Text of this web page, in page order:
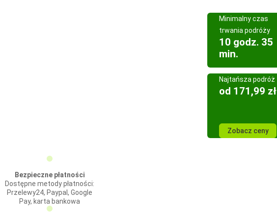
Minimalny czas
trwania podróży
10 godz. 35
min.
Najtańsza podróż
od 171,99 zł
Zobacz ceny
Bezpieczne płatności
Dostępne metody płatności:
Przelewy24, Paypal, Google
Pay, karta bankowa